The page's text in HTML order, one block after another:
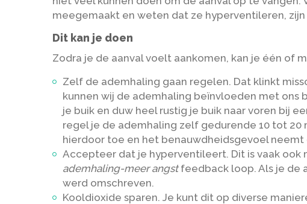
meegemaakt en weten dat ze hyperventileren,
Dit kan je doen
Zodra je de aanval voelt aankomen, kan je één of
Zelf de ademhaling gaan regelen. Dat klinkt
kunnen wij de ademhaling beïnvloeden met ons
je buik en duw heel rustig je buik naar voren bij
regel je de ademhaling zelf gedurende 10 tot
hierdoor toe en het benauwdheidsgevoel neemt
Accepteer dat je hyperventileert. Dit is vaak
ademhaling-meer angstfeedback loop. Als je de
werd omschreven.
Kooldioxide sparen. Je kunt dit op diverse